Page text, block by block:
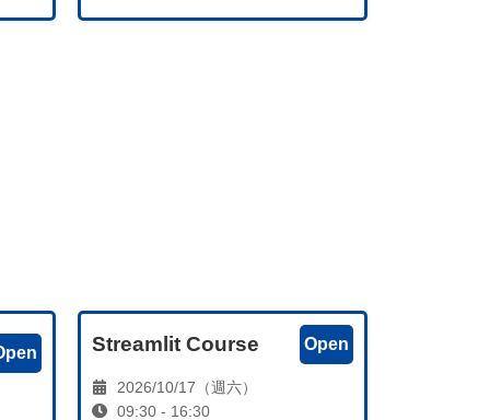
Streamlit Course Open
2026/10/17（週六）
09:30 - 16:30